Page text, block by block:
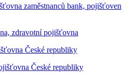
zaměstnanců bank, pojišťoven
zdravotní pojišťovna
České republiky
České republiky